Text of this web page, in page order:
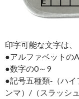
印字可能な文字は、
●アルファベットの
●数字の0～9
●記号五種類‐（ハ
ンマ）/（スラッシュ